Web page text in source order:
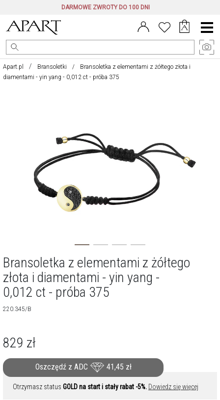
DARMOWE ZWROTY DO 100 DNI
Menu
główne
Apart.pl Bransoletki
Bransoletka z elementami z żółtego złota i
diamentami - yin yang - 0,012 ct - próba 375
Bransoletka z elementami z żółtego
złota i diamentami - yin yang -
0,012 ct - próba 375
220.345/B
829 zł
Oszczędź z ADC 41,45 zł
Otrzymasz status GOLD na start i stały rabat -5%. Dowiedz się więcej